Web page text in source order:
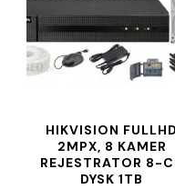
HIKVISION FULLHD
2MPX, 8 KAMER
REJESTRATOR 8-
DYSK 1TB